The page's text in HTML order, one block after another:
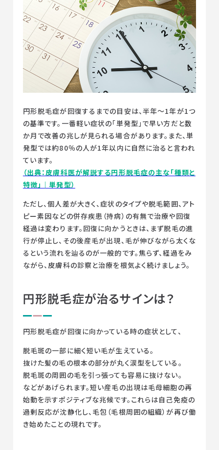
円形脱毛症が回復するまでの目安は、半年〜1年が1つ
の基準です。一番軽い症状の「単発型」で早い方だと数
か月で改善の兆しが見られる場合があります。また、単
発型では約80％の人が1年以内に自然に治ると言われ
ています。
（出典：皮膚科医が解説する円形脱毛症の主な「種類と
特徴」｜単発型）
ただし、個人差が大きく、症状のタイプや脱毛範囲、アト
ピー素因などの併存疾患（持病）の有無で治療や回復
経過は変わります。回復に向かうときは、まず脱毛の進
行が停止し、その後産毛が出現、毛が伸びながら太くな
るという流れを辿るのが一般的です。焦らず、経過をみ
ながら、皮膚科の診察と治療を根気よく続けましょう。
円形脱毛症が治るサインは？
円形脱毛症が回復に向かっている時の症状として、
脱毛斑の一部に細く短い毛が生えている。
抜けた髪の毛の根本の部分が丸く涙型をしている。
脱毛斑の周囲の毛を引っ張っても容易に抜けない。
などがあげられます。短い産毛の出現は毛母細胞の再
始動を示すポジティブな兆候です。これらは自己免疫の
過剰反応が沈静化し、毛包（毛根周囲の組織）が再び働
き始めたことの現れです。